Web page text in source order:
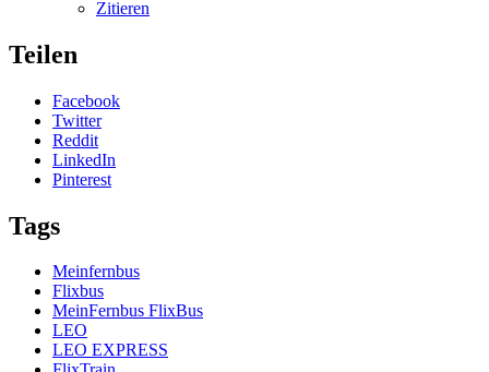
Zitieren
Teilen
Facebook
Twitter
Reddit
LinkedIn
Pinterest
Tags
Meinfernbus
Flixbus
MeinFernbus FlixBus
LEO
LEO EXPRESS